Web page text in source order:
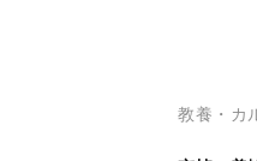
教養・カ